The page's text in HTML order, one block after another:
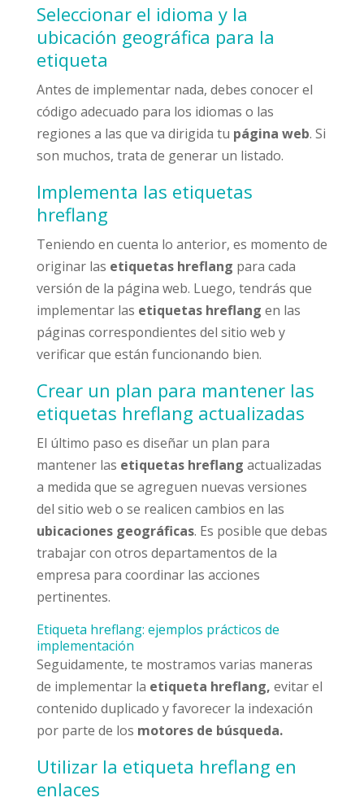
Seleccionar el idioma y la
ubicación geográfica para la
etiqueta
Antes de implementar nada, debes conocer el
código adecuado para los idiomas o las
regiones a las que va dirigida tu página web. Si
son muchos, trata de generar un listado.
Implementa las etiquetas
hreflang
Teniendo en cuenta lo anterior, es momento de
originar las etiquetas hreflang para cada
versión de la página web. Luego, tendrás que
implementar las etiquetas hreflang en las
páginas correspondientes del sitio web y
verificar que están funcionando bien.
Crear un plan para mantener las
etiquetas hreflang actualizadas
El último paso es diseñar un plan para
mantener las etiquetas hreflang actualizadas
a medida que se agreguen nuevas versiones
del sitio web o se realicen cambios en las
ubicaciones geográficas. Es posible que debas
trabajar con otros departamentos de la
empresa para coordinar las acciones
pertinentes.
Etiqueta hreflang: ejemplos prácticos de
implementación
Seguidamente, te mostramos varias maneras
de implementar la etiqueta hreflang, evitar el
contenido duplicado y favorecer la indexación
por parte de los motores de búsqueda.
Utilizar la etiqueta hreflang en
enlaces